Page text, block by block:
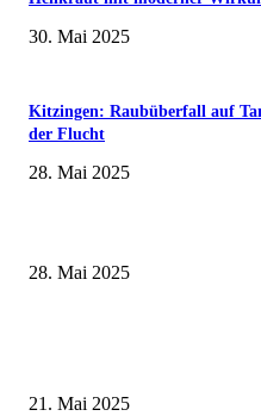
30. Mai 2025
Kitzingen: Raubüberfall auf
der Flucht
28. Mai 2025
28. Mai 2025
21. Mai 2025